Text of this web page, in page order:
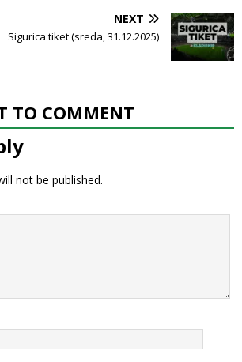
NEXT
Sigurica tiket (sreda, 31.12.2025)
TO COMMENT
not be published.